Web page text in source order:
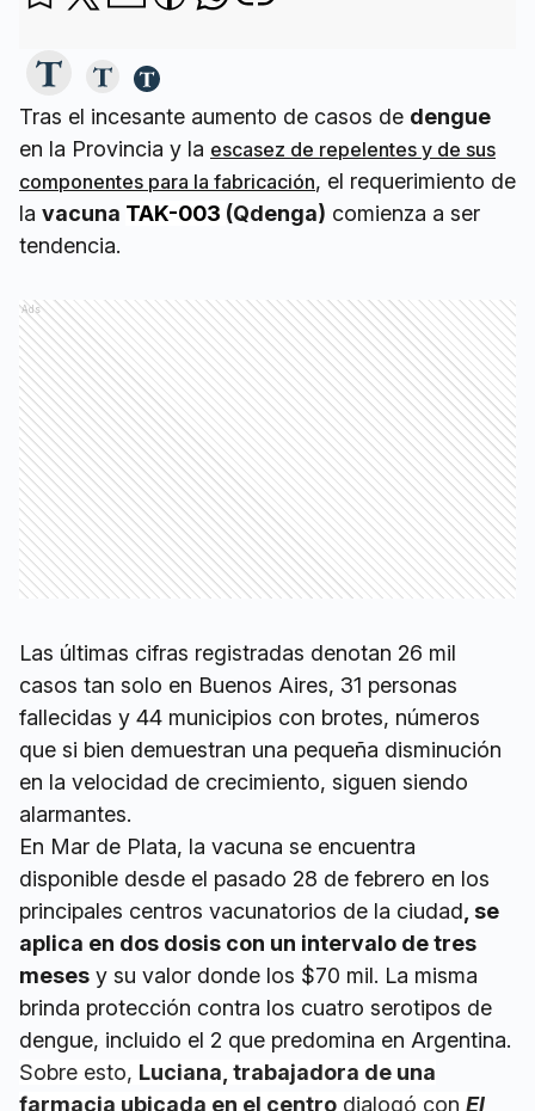
Tras el incesante aumento de casos de dengue
en la Provincia y la escasez de repelentes y de sus
componentes para la fabricación, el requerimiento de
la vacuna TAK-003 (Qdenga) comienza a ser
tendencia.
Ads
Las últimas cifras registradas denotan 26 mil
casos tan solo en Buenos Aires, 31 personas
fallecidas y 44 municipios con brotes, números
que si bien demuestran una pequeña disminución
en la velocidad de crecimiento, siguen siendo
alarmantes.
En Mar de Plata, la vacuna se encuentra
disponible desde el pasado 28 de febrero en los
principales centros vacunatorios de la ciudad , se
aplica en dos dosis con un intervalo de tres
meses y su valor donde los $70 mil. La misma
brinda protección contra los cuatro serotipos de
dengue, incluido el 2 que predomina en Argentina.
Sobre esto, Luciana, trabajadora de una
farmacia ubicada en el centro dialogó con El